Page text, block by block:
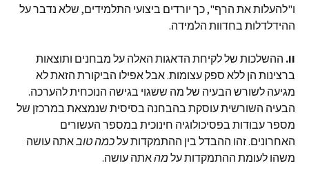
ו"להעלות את הרף", כך יורדים ביצועי התלמידים, שלא נדבר על
ההידלדלות בחדוות הלמידה.
II. ההשלכות של לקיחת הדאגות האלה על מבחנים ותוצאות
ברצינות הן ללא ספק עצומות. אבל אפילו הביקורת הזאת לא
מגיעה לשורש הבעיה של מה ששגוי בגישה הנוכחית להערכה.
הבעיה השורשית עוסקת בהבחנה בסיסית שנמצאת במרכזן של
מספר עבודות בפסיכולוגיה חינוכית במספר העשורים
האחרונים. זהו ההבדל בין ההתמקדות עלכמה טובאתה עושה
משהו לעומת ההתמקדות על מהאתה עושה.